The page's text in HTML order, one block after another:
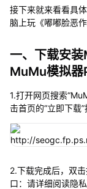
接下来就来看看具
脑上玩《嘟嘟脸恶作
一、下载安
MuMu模拟器
1.打开网页搜索
击首页的“立即下载”
2.下载完成后，双
口：请详细阅读隐